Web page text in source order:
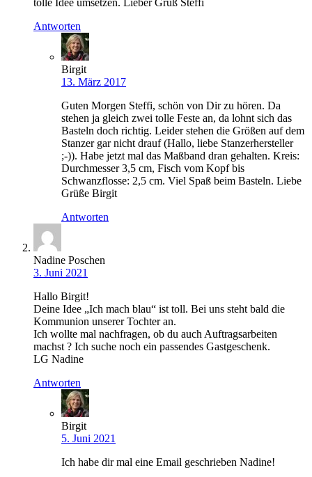
Antworten
Birgit
13. März 2017
Guten Morgen Steffi, schön von Dir zu hören. Da
stehen ja gleich zwei tolle Feste an, da lohnt sich das
Basteln doch richtig. Leider stehen die Größen auf dem
Stanzer gar nicht drauf (Hallo, liebe Stanzerhersteller
;-)). Habe jetzt mal das Maßband dran gehalten. Kreis:
Durchmesser 3,5 cm, Fisch vom Kopf bis
Schwanzflosse: 2,5 cm. Viel Spaß beim Basteln. Liebe
Grüße Birgit
Antworten
Nadine Poschen
3. Juni 2021
Hallo Birgit!
Deine Idee „Ich mach blau“ ist toll. Bei uns steht bald die
Kommunion unserer Tochter an.
Ich wollte mal nachfragen, ob du auch Auftragsarbeiten
machst ? Ich suche noch ein passendes Gastgeschenk.
LG Nadine
Antworten
Birgit
5. Juni 2021
Ich habe dir mal eine Email geschrieben Nadine!